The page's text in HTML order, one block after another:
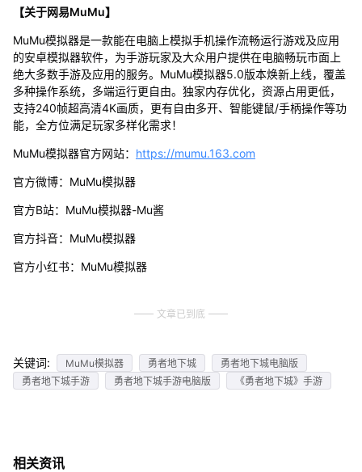
【关于网易MuMu】
MuMu模拟器是一款能在电脑上模拟手机操作流畅运行游戏及应用
的安卓模拟器软件，为手游玩家及大众用户提供在电脑畅玩市面上
绝大多数手游及应用的服务。MuMu模拟器5.0版本焕新上线，覆盖
多种操作系统，多端运行更自由。独家内存优化，资源占用更低，
支持240帧超高清4K画质，更有自由多开、智能键鼠/手柄操作等功
能，全方位满足玩家多样化需求！
MuMu模拟器官方网站： https://mumu.163.com
官方微博：MuMu模拟器
官方B站：MuMu模拟器-Mu酱
官方抖音：MuMu模拟器
官方小红书：MuMu模拟器
文章已到底
关键词: MuMu模拟器 勇者地下城
勇者地下城电脑版
勇者地下城手游
勇者地下城手游电脑版 《勇者地下城》手游
相关资讯